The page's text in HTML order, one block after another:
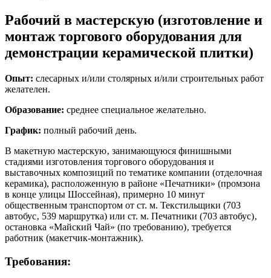
Рабочий в мастерскую (изготовление и
монтаж торгового оборудования для
демонстрации керамической плитки)
Опыт: слесарных и/или столярных и/или строительных работ
желателен.
Образование: среднее специальное желательно.
График: полный рабочий день.
В мaкетную мастерскую‚ занимающуюся финишными
стадиями изготовления торгового оборудования и
выставочных композиций по тематике компании (отделочная
керамика), расположенную в районе «Печатники» (промзона
в конце улицы Шоссейная)‚ примерно 10 минут
общественным транспортом от ст. м. Текстильщики (703
автобус‚ 539 маршрутка) или ст. м. Печатники (703 автобус)‚
остановка «Майский Чай» (по требованию)‚ требуется
работник (макетчик-монтажник).
Требования: